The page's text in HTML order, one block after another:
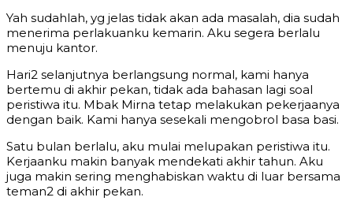
Yah sudahlah, yg jelas tidak akan ada masalah, dia sudah
menerima perlakuanku kemarin. Aku segera berlalu
menuju kantor.
Hari2 selanjutnya berlangsung normal, kami hanya
bertemu di akhir pekan, tidak ada bahasan lagi soal
peristiwa itu. Mbak Mirna tetap melakukan pekerjaanya
dengan baik. Kami hanya sesekali mengobrol basa basi.
Satu bulan berlalu, aku mulai melupakan peristiwa itu.
Kerjaanku makin banyak mendekati akhir tahun. Aku
juga makin sering menghabiskan waktu di luar bersama
teman2 di akhir pekan.